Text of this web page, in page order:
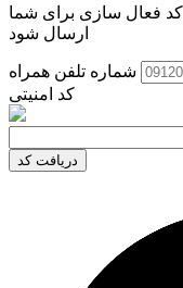
کد فعال سازی برای شما
ارسال شود
کد امنیتی
دریافت کد